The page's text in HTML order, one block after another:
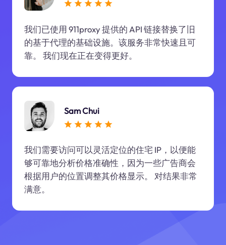
我们已使用 911proxy 提供的 API 链接替换了旧
的基于代理的基础设施。该服务非常快速且可
靠。 我们现在正在变得更好。
Sam Chui
我们需要访问可以灵活定位的住宅 IP，以便能
够可靠地分析价格准确性，因为一些广告商会
根据用户的位置调整其价格显示。 对结果非常
满意。